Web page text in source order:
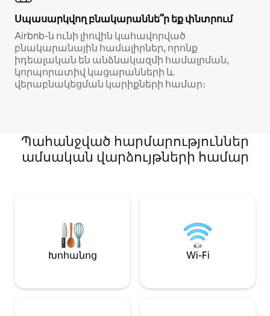
Սպասարկվող բնակարաննե՞ր եք փնտրում
Airbnb-ն ունի լիովին կահավորված
բնակարանային համալիրներ, որոնք
իդեալական են անձնակազմի համալրման,
կորպորատիվ կացարանների և
վերաբնակեցման կարիքների համար։
Պահանջված հարմարություններ
ամսական վարձույթների համար
Խոհանոց Wi-Fi